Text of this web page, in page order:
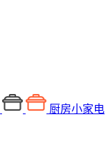
厨房小家电